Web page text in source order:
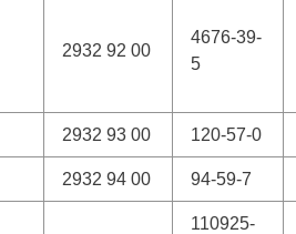
2932 92 00
4676-39-
5
2932 93 00 120-57-0
2932 94 00 94-59-7
110925-